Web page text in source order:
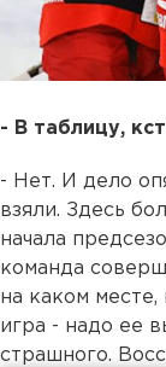
- В таблицу,
- Нет. И дело
взяли. Здесь
начала
команда
на каком месте,
игра - надо ее
страшного.